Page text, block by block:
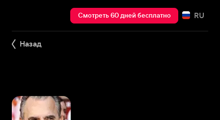
Смотреть 60 дней бесплатно RU
Назад